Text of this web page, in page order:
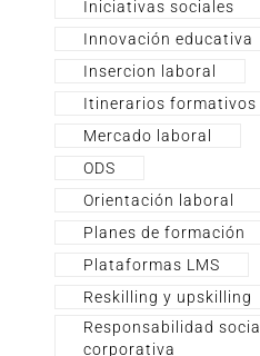
Iniciativas sociales
Innovación educativa
Insercion laboral
Itinerarios formativos
Mercado laboral
ODS
Orientación laboral
Planes de formación
Plataformas LMS
Reskilling y upskilling
Responsabilidad social
corporativa